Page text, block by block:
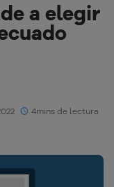
a elegir
4mins de lectura